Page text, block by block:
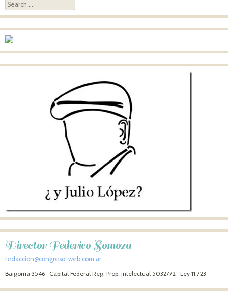
Search
Director Federico Somoza
redaccion@congreso-web.com.ar
Baigorria 3546- Capital Federal Reg. Prop. intelectual 5032772- Ley 11.723